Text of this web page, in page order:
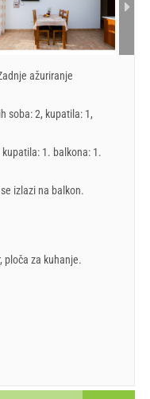
ažuriranje
soba: 2, kupatila: 1,
1. balkona: 1.
izlazi na balkon.
, ploča za kuhanje.